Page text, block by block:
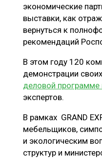
экономические
выставки, как
вернуться к
рекомендаций
В этом году 120
демонстрации
деловой программе
экспертов.
В рамках GRAND
мебельщиков,
и экологическим
структур и